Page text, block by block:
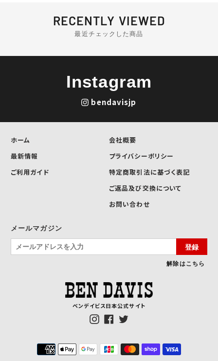
RECENTLY VIEWED
最近チェックした商品
Instagram
bendavisjp
ホーム
最新情報
ご利用ガイド
会社概要
プライバシーポリシー
特定商取引法に基づく表記
ご返品及び交換について
お問い合わせ
メールマガジン
登録
解除はこちら
ベンデイビス日本公式サイト
InstagramFacebook
Twitter
決
済